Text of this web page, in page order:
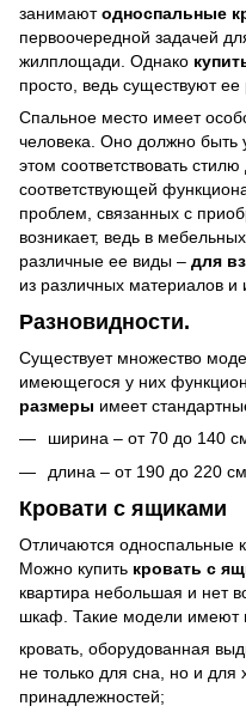
занимаютодноспальные
первоочередной задачей
жилплощади. Однако
просто, ведь существуют
Спальное место имеет
человека. Оно должно
этом соответствовать
соответствующей
проблем, связанных с
возникает, ведь в
различные ее виды – для
из различных материалов
Разновидности.
Существует множество
имеющегося у них
размеры имеет
ширина – от 70 до 140
длина – от 190 до 220 см.
Кровати с ящиками
Отличаются односпальные
Можно купить кровать с
квартира небольшая и нет
шкаф. Такие модели имеют
кровать, оборудованная
не только для сна, но и
принадлежностей;